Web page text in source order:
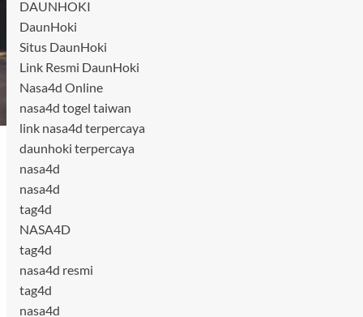
DAUNHOKI
DaunHoki
Situs DaunHoki
Link Resmi DaunHoki
Nasa4d Online
nasa4d togel taiwan
link nasa4d terpercaya
daunhoki terpercaya
nasa4d
nasa4d
tag4d
NASA4D
tag4d
nasa4d resmi
tag4d
nasa4d